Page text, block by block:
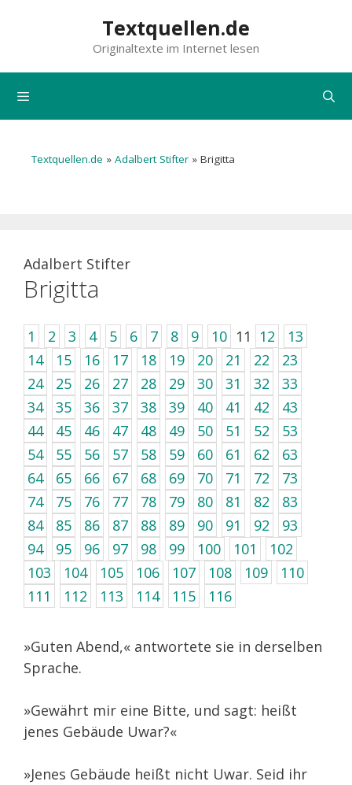
Textquellen.de
Originaltexte im Internet lesen
Textquellen.de » Adalbert Stifter » Brigitta
Adalbert Stifter
Brigitta
1 2 3 4 5 6 7 8 9 10 11 12
13
14
15 16 17 18 19 20 21 22
23
24
25 26 27 28 29 30 31 32
33
34
35 36 37 38 39 40 41 42
43
44
45 46 47 48 49 50 51 52
53
54
55 56 57 58 59 60 61 62
63
64
65 66 67 68 69 70 71 72
73
74
75 76 77 78 79 80 81 82
83
84
85 86 87 88 89 90 91 92
93
94
95 96 97 98 99 100 101
102
103
104 105 106 107 108 109
110
111
112 113 114 115 116
»Guten Abend,« antwortete sie in derselben
Sprache.
»Gewährt mir eine Bitte, und sagt: heißt
jenes Gebäude Uwar?«
»Jenes Gebäude heißt nicht Uwar. Seid ihr